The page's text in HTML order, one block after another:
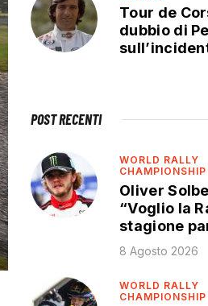
Tour de
dubbio di
POST RECENTI
WORLD RALLY
CHAMPIONSHIP
Oliver
“Voglio la
stagione
8 Agosto 2026
WORLD RALLY
CHAMPIONSHIP